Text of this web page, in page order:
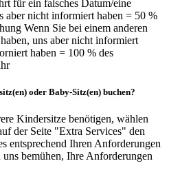
für ein falsches Datum/eine
aber nicht informiert haben = 50 %
Wenn Sie bei einem anderen
uns aber nicht informiert
haben = 100 % des
oder Baby-Sitz(en) buchen?
Kindersitze benötigen, wählen
der Seite "Extra Services" den
entsprechend Ihren Anforderungen
bemühen, Ihre Anforderungen